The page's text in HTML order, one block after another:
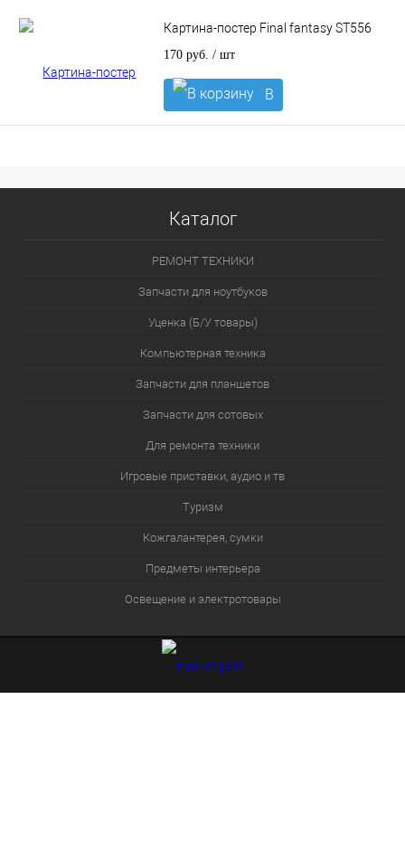
Картина-постер Final fantasy ST556
170 руб. / шт
В
корзину
Каталог
РЕМОНТ ТЕХНИКИ
Запчасти для ноутбуков
Уценка (Б/У товары)
Компьютерная техника
Запчасти для планшетов
Запчасти для сотовых
Для ремонта техники
Игровые приставки, аудио и тв
Туризм
Кожгалантерея, сумки
Предметы интерьера
Освещение и электротовары